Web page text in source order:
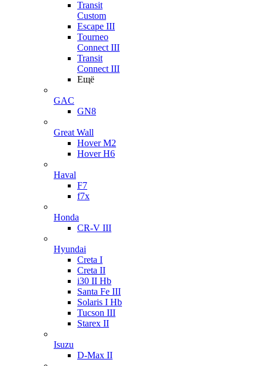
Transit
Custom
Escape III
Tourneo
Connect III
Transit
Connect III
Ещё
GAC
GN8
Great Wall
Hover M2
Hover H6
Haval
F7
f7x
Honda
CR-V III
Hyundai
Creta I
Creta II
i30 II Hb
Santa Fe III
Solaris I Hb
Tucson III
Starex II
Isuzu
D-Max II